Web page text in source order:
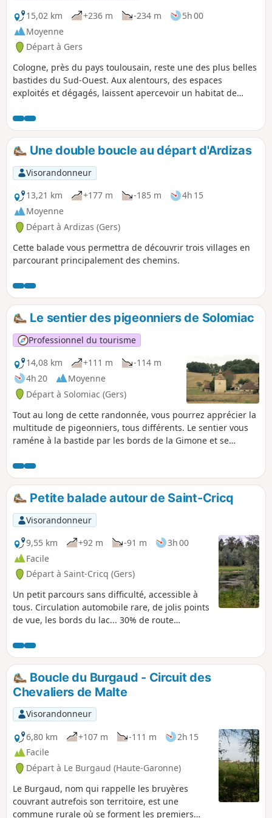
15,02 km
+236 m -234 m
5h 00
Moyenne
Départ à Gers
Cologne, près du pays toulousain, reste une des plus belles
bastides du Sud-Ouest. Aux alentours, des espaces
exploités et dégagés, laissent apercevoir un habitat de
Une double boucle au départ d'Ardizas
Visorandonneur
13,21 km
+177 m -185 m
4h 15
Moyenne
Départ à Ardizas (Gers)
Cette balade vous permettra de découvrir trois villages en
parcourant principalement des chemins.
Le sentier des pigeonniers de Solomiac
Professionnel du tourisme
14,08 km
+111 m
-114 m
4h 20
Moyenne
Départ à Solomiac (Gers)
Tout au long de cette randonnée, vous pourrez apprécier la
multitude de pigeonniers, tous différents. Le sentier vous
raméne à la bastide par les bords de la Gimone et se
Petite balade autour de Saint-Cricq
Visorandonneur
9,55 km
+92 m -91 m
3h 00
Facile
Départ à Saint-Cricq (Gers)
Un petit parcours sans difficulté, accessible à
tous. Circulation automobile rare, de jolis points
de vue, les bords du lac... 30% de route
Boucle du Burgaud - Circuit des
Chevaliers de Malte
Visorandonneur
6,80 km
+107 m -111 m
2h 15
Facile
Départ à Le Burgaud (Haute-Garonne)
Le Burgaud, nom qui rappelle les bruyères
couvrant autrefois son territoire, est une
commune rurale où se forment les premiers